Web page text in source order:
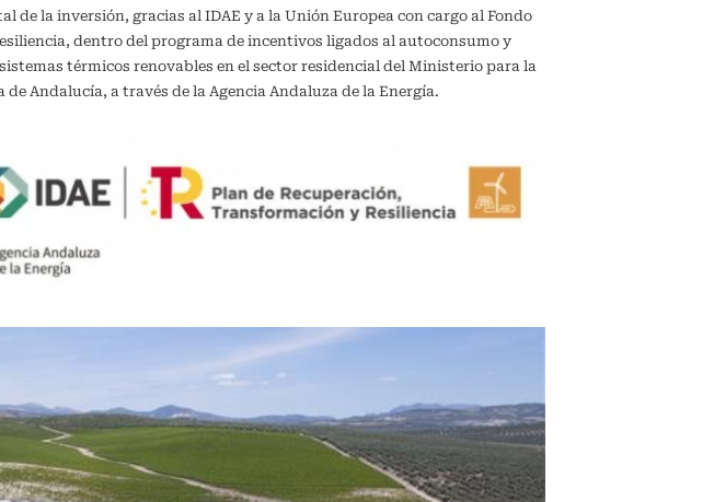
de la inversión, gracias al IDAE y a la Unión Europea con cargo al Fondo
dentro del programa de incentivos ligados al autoconsumo y
térmicos renovables en el sector residencial del Ministerio para la
Andalucía, a través de la Agencia Andaluza de la Energía.